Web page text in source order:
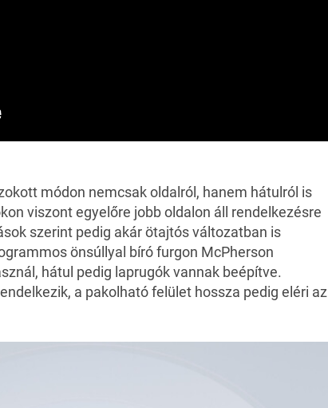
módon nemcsak oldalról, hanem hátulról is
viszont egyelőre jobb oldalon áll rendelkezésre
szerint pedig akár ötajtós változatban is
önsúllyal bíró furgon McPherson
hátul pedig laprugók vannak beépítve.
a pakolható felület hossza pedig eléri az